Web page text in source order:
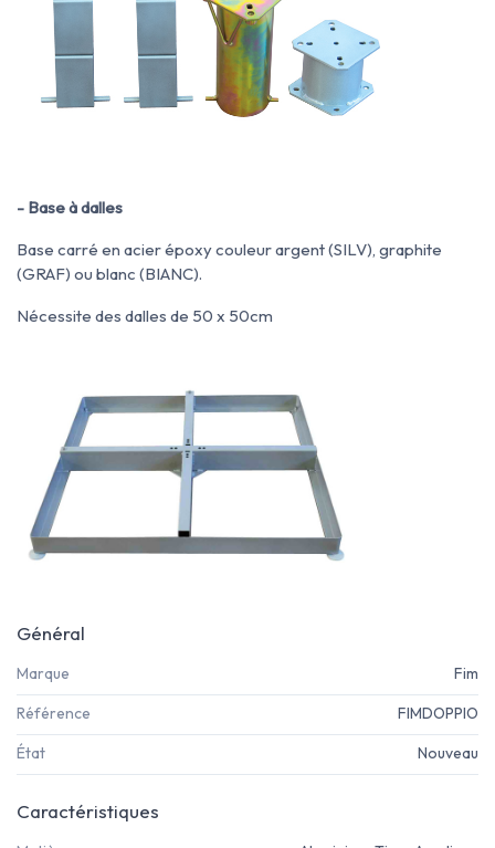
- Base à dalles
Base carré en acier époxy couleur argent (SILV), graphite
(GRAF) ou blanc (BIANC).
Nécessite des dalles de 50 x 50cm
Général
Marque Fim
Référence FIMDOPPIO
État Nouveau
Caractéristiques